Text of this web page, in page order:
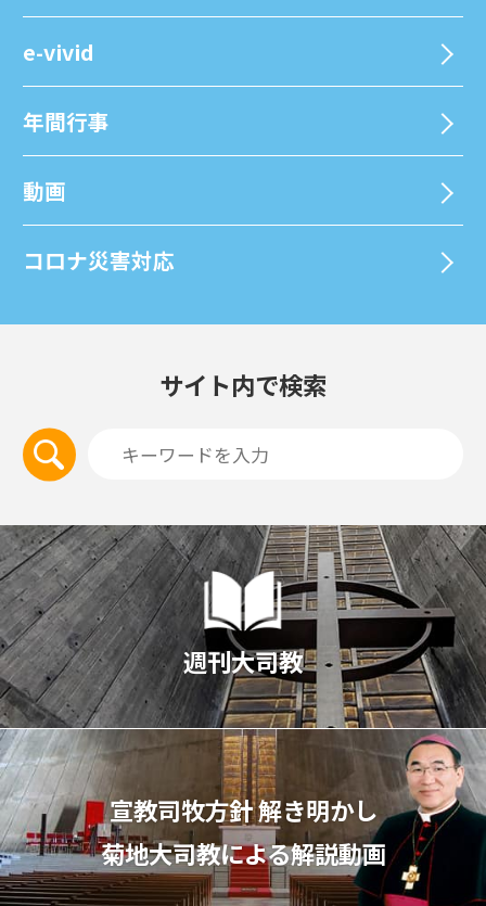
e-vivid
年間⾏事
動画
コロナ災害対応
サイト内で検索
週刊大司教
宣教司牧⽅針 解き明かし
菊地⼤司教による解説動画